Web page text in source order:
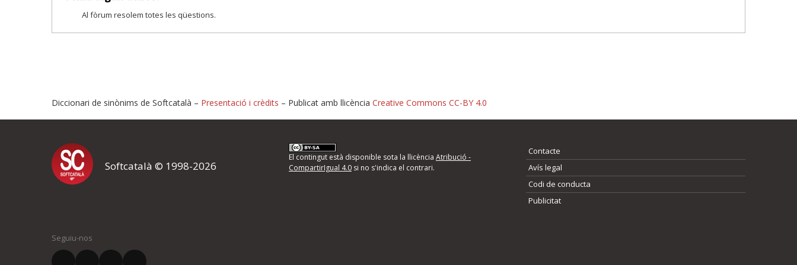
Al fòrum resolem totes les qüestions.
Proposeu-nos millores o informeu d'errors
Si heu trobat un error o voleu proposar alguna millora, ompliu els camps següents i descriviu quina és la millora que
proposeu o l'error del qual voleu informar-nos.
Diccionari de sinònims de Softcatalà – Presentació i crèdits – Publicat amb llicència Creative Commons CC-BY 4.0
Softcatalà © 1998-2026
El contingut està disponible sota la llicència Atribució -
CompartirIgual 4.0si no s'indica el contrari.
Contacte
Avís legal
Codi de conducta
Publicitat
Seguiu-nos